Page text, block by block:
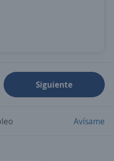
Siguiente
Avísame